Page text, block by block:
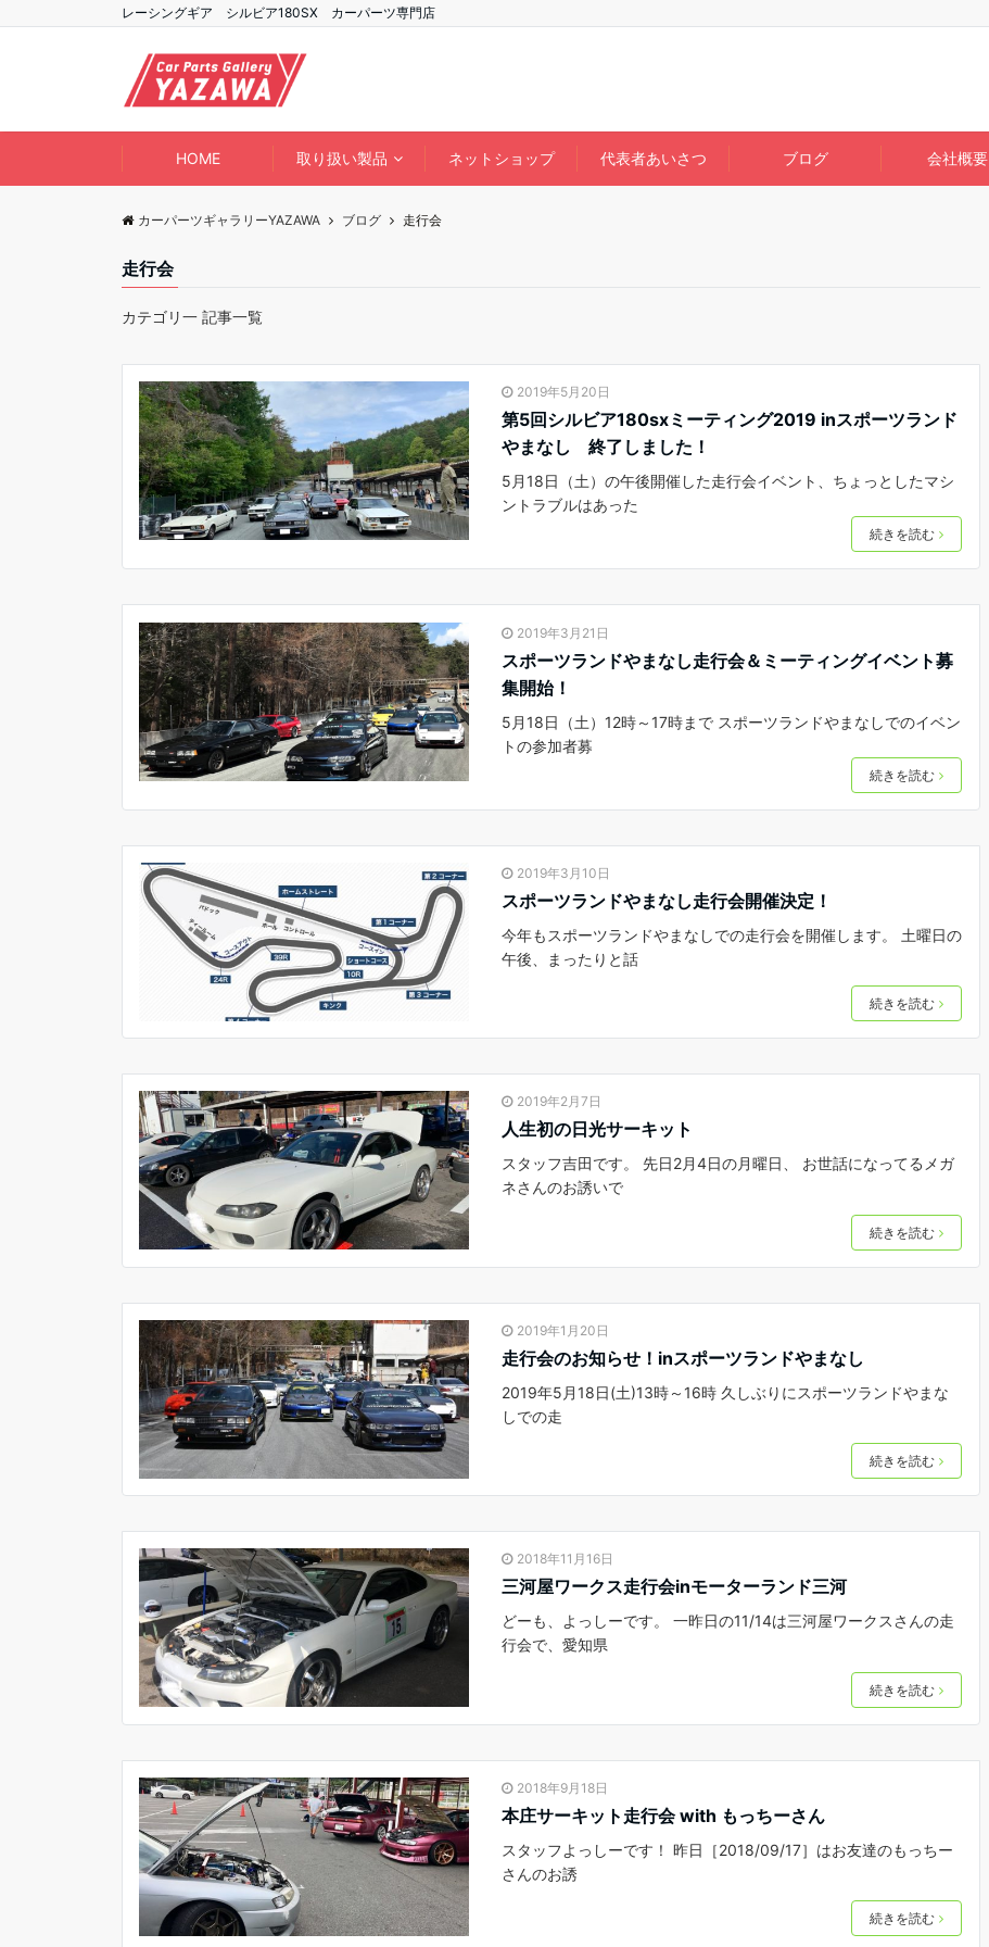
レーシングギア シルビア180SX カーパーツ専門店
HOME 取り扱い製品 ネットショップ 代表者あいさつ ブログ 会社概要
カーパーツギャラリーYAZAWA ブログ 走行会
走行会
カテゴリ一 記事一覧
2019年5月20日
第5回シルビア180sxミーティング2019 inスポーツランド
やまなし 終了しました！
5月18日（土）の午後開催した走行会イベント、ちょっとしたマシ
ントラブルはあった
続きを読む
2019年3月21日
スポーツランドやまなし走行会＆ミーティングイベント募
集開始！
5月18日（土）12時～17時まで スポーツランドやまなしでのイベン
トの参加者募
続きを読む
2019年3月10日
スポーツランドやまなし走行会開催決定！
今年もスポーツランドやまなしでの走行会を開催します。 土曜日の
午後、まったりと話
続きを読む
2019年2月7日
人生初の日光サーキット
スタッフ吉田です。 先日2月4日の月曜日、 お世話になってるメガ
ネさんのお誘いで
続きを読む
2019年1月20日
走行会のお知らせ！inスポーツランドやまなし
2019年5月18日(土)13時～16時 久しぶりにスポーツランドやまな
しでの走
続きを読む
2018年11月16日
三河屋ワークス走行会inモーターランド三河
どーも、よっしーです。 一昨日の11/14は三河屋ワークスさんの走
行会で、愛知県
続きを読む
2018年9月18日
本庄サーキット走行会 with もっちーさん
スタッフよっしーです！ 昨日［2018/09/17］はお友達のもっちー
さんのお誘
続きを読む